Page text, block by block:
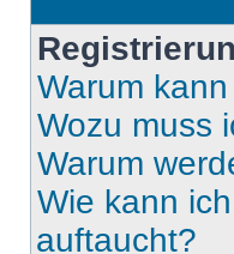
Warum
Wozu muss
Warum
Wie kann
auftaucht?